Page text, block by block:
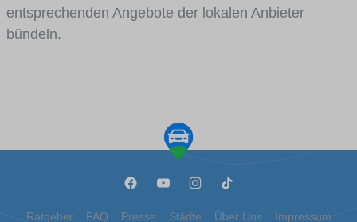
entsprechenden Angebote der lokalen Anbieter
bündeln.
Ratgeber FAQ Presse Städte Über Uns Impressum